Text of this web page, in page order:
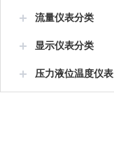
流量仪表分类
显示仪表分类
压力液位温度仪表